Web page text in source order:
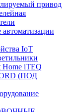
привод
IoT
Home iTEQ
(ПОД